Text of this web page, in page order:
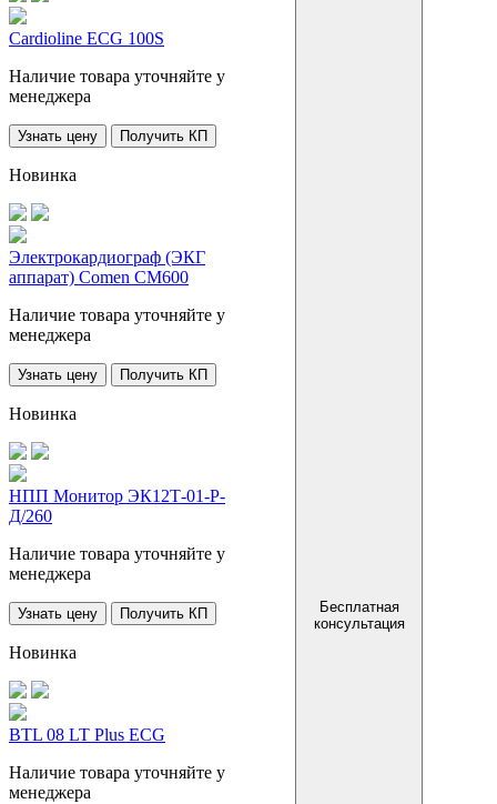
Cardioline ECG 100S
Наличие товара уточняйте у
менеджера
Узнать цену Получить КП
Новинка
Электрокардиограф (ЭКГ
аппарат) Comen CM600
Наличие товара уточняйте у
менеджера
Узнать цену Получить КП
Новинка
НПП Монитор ЭК12Т-01-Р-
Д/260
Наличие товара уточняйте у
менеджера
Узнать цену Получить КП
Новинка
BTL 08 LT Plus ECG
Наличие товара уточняйте у
менеджера
Бесплатная
консультация